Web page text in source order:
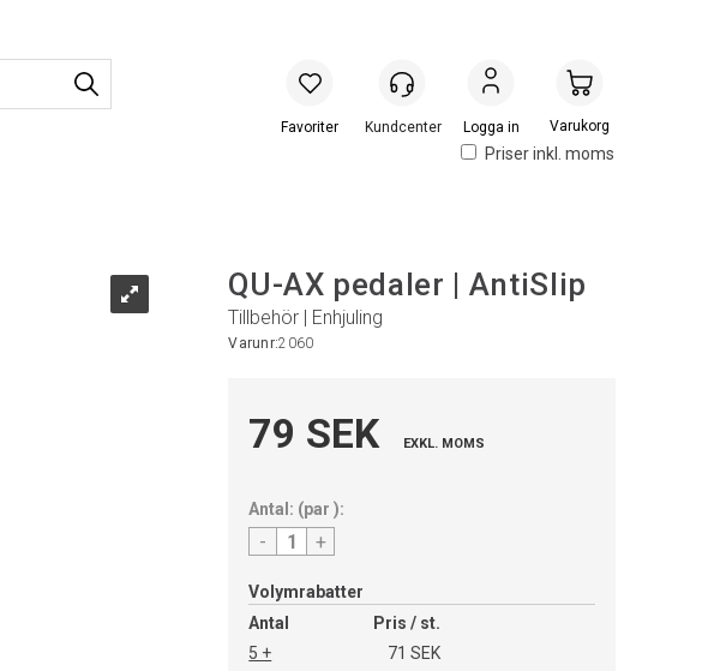
Priser inkl. moms
Logga in Handlevogn
QU-AX pedaler | AntiSlip
Tillbehör | Enhjuling
Varunr:2060
79 SEK EXKL. MOMS
Antal: (par):
- +
Volymrabatter
Antal
Pris / st.
5 +
71 SEK